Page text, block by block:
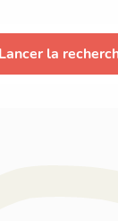
Lancer la